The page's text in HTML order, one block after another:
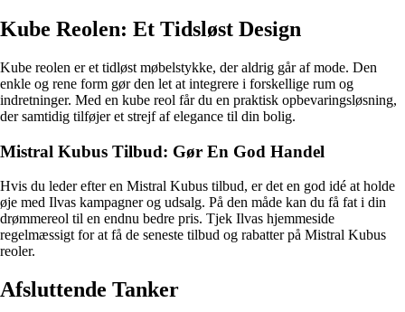
Kube Reolen: Et Tidsløst Design
Kube reolen er et tidløst møbelstykke, der aldrig går af mode. Den
enkle og rene form gør den let at integrere i forskellige rum og
indretninger. Med en kube reol får du en praktisk opbevaringsløsning,
der samtidig tilføjer et strejf af elegance til din bolig.
Mistral Kubus Tilbud: Gør En God Handel
Hvis du leder efter en Mistral Kubus tilbud, er det en god idé at holde
øje med Ilvas kampagner og udsalg. På den måde kan du få fat i din
drømmereol til en endnu bedre pris. Tjek Ilvas hjemmeside
regelmæssigt for at få de seneste tilbud og rabatter på Mistral Kubus
reoler.
Afsluttende Tanker